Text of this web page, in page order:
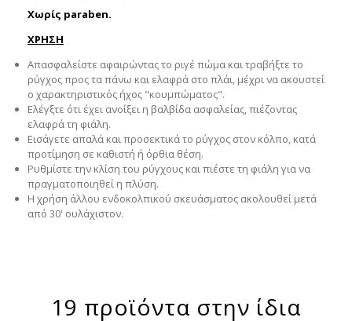
Χωρίς paraben.
ΧΡΗΣΗ
Απασφαλείστε αφαιρώντας το ριγέ πώμα και τραβήξτε το
ρύγχος προς τα πάνω και ελαφρά στο πλάι, μέχρι να ακουστεί
ο χαρακτηριστικός ήχος "κουμπώματος".
Ελέγξτε ότι έχει ανοίξει η βαλβίδα ασφαλείας, πιέζοντας
ελαφρά τη φιάλη.
Εισάγετε απαλά και προσεκτικά το ρύγχος στον κόλπο, κατά
προτίμηση σε καθιστή ή όρθια θέση.
Ρυθμίστε την κλίση του ρύγχους και πιέστε τη φιάλη για να
πραγματοποιηθεί η πλύση.
Η χρήση άλλου ενδοκολπικού σκευάσματος ακολουθεί μετά
από 30' ουλάχιστον.
19 προϊόντα στην ίδια